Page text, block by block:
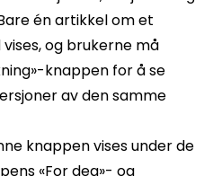
én artikkel om et
og brukerne må
knappen for å se
av den samme
knappen vises under de
«For deg»- og